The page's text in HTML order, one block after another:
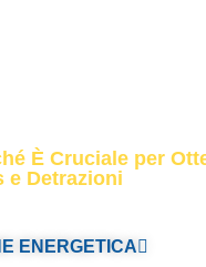
È Cruciale per
e Detrazioni
ENERGETICA